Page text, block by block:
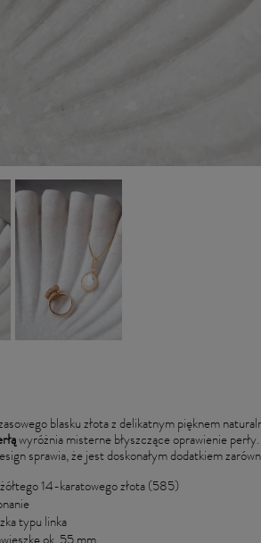
blasku złota z delikatnym pięknem
wyróżnia misterne błyszczące oprawienie perły.
sprawia, że jest doskonałym dodatkiem
14-karatowego złota (585)
typu linka